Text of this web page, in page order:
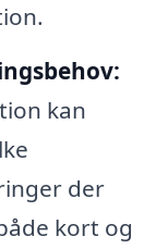
kan
der
kort og